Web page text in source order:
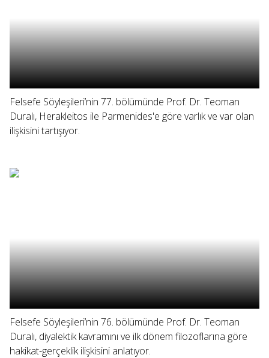
Felsefe Söyleşileri’nin 77. bölümünde Prof. Dr. Teoman
Duralı, Herakleitos ile Parmenides'e göre varlık ve var olan
ilişkisini tartışıyor.
Felsefe Söyleşileri’nin 76. bölümünde Prof. Dr. Teoman
Duralı, diyalektik kavramını ve ilk dönem filozoflarına göre
hakikat-gerçeklik ilişkisini anlatıyor.